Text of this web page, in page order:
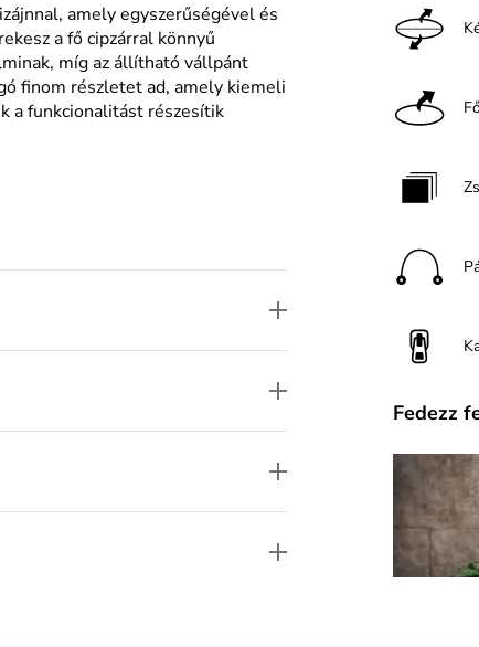
amely egyszerűségével és
a fő cipzárral könnyű
míg az állítható vállpánt
finom részletet ad, amely kiemeli
a funkcionalitást részesítik
Fedezz